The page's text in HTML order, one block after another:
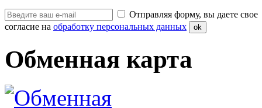
Отправляя форму, вы даете свое
согласие на обработку персональных данных ok
Обменная карта